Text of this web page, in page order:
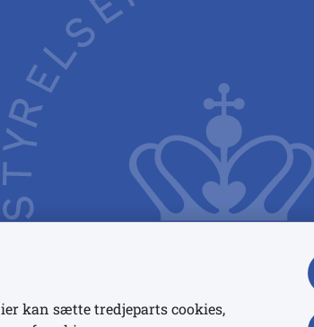
kan sætte tredjeparts cookies,